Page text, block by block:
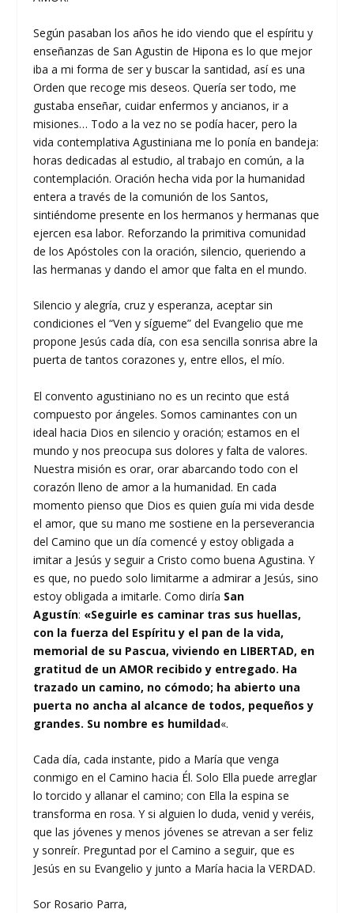
Según pasaban los años he ido viendo que el espíritu y
enseñanzas de San Agustin de Hipona es lo que mejor
iba a mi forma de ser y buscar la santidad, así es una
Orden que recoge mis deseos. Quería ser todo, me
gustaba enseñar, cuidar enfermos y ancianos, ir a
misiones… Todo a la vez no se podía hacer, pero la
vida contemplativa Agustiniana me lo ponía en bandeja:
horas dedicadas al estudio, al trabajo en común, a la
contemplación. Oración hecha vida por la humanidad
entera a través de la comunión de los Santos,
sintiéndome presente en los hermanos y hermanas que
ejercen esa labor. Reforzando la primitiva comunidad
de los Apóstoles con la oración, silencio, queriendo a
las hermanas y dando el amor que falta en el mundo.
Silencio y alegría, cruz y esperanza, aceptar sin
condiciones el “Ven y sígueme” del Evangelio que me
propone Jesús cada día, con esa sencilla sonrisa abre la
puerta de tantos corazones y, entre ellos, el mío.
El convento agustiniano no es un recinto que está
compuesto por ángeles. Somos caminantes con un
ideal hacia Dios en silencio y oración; estamos en el
mundo y nos preocupa sus dolores y falta de valores.
Nuestra misión es orar, orar abarcando todo con el
corazón lleno de amor a la humanidad. En cada
momento pienso que Dios es quien guía mi vida desde
el amor, que su mano me sostiene en la perseverancia
del Camino que un día comencé y estoy obligada a
imitar a Jesús y seguir a Cristo como buena Agustina. Y
es que, no puedo solo limitarme a admirar a Jesús, sino
estoy obligada a imitarle. Como diría San
Agustín: «Seguirle es caminar tras sus huellas,
con la fuerza del Espíritu y el pan de la vida,
memorial de su Pascua, viviendo en LIBERTAD, en
gratitud de un AMOR recibido y entregado. Ha
trazado un camino, no cómodo; ha abierto una
puerta no ancha al alcance de todos, pequeños y
grandes. Su nombre es humildad«.
Cada día, cada instante, pido a María que venga
conmigo en el Camino hacia Él. Solo Ella puede arreglar
lo torcido y allanar el camino; con Ella la espina se
transforma en rosa. Y si alguien lo duda, venid y veréis,
que las jóvenes y menos jóvenes se atrevan a ser feliz
y sonreír. Preguntad por el Camino a seguir, que es
Jesús en su Evangelio y junto a María hacia la VERDAD.
Sor Rosario Parra,